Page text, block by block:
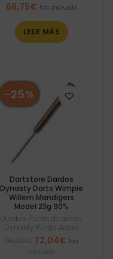
68,75€ Iva incluido
LEER MÁS
-25%
Dartstore Dardos
Dynasty Darts Wimpie
Willem Mandigers
Model 23g 90%
Dardos Punta de acero
Dynasty Punta Acero
El
precio
72,04€ElIva
incluido